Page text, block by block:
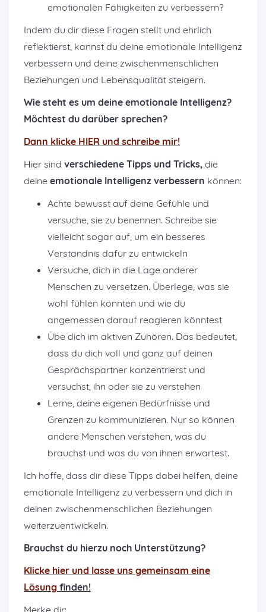
emotionalen Fähigkeiten zu verbessern?
Indem du dir diese Fragen stellt und ehrlich
reflektierst, kannst du deine emotionale Intelligenz
verbessern und deine zwischenmenschlichen
Beziehungen und Lebensqualität steigern.
Wie steht es um deine emotionale Intelligenz?
Möchtest du darüber sprechen?
Dann klicke HIER und schreibe mir!
Hier sind verschiedene Tipps und Tricks, die
deine emotionale Intelligenz verbessern können:
Achte bewusst auf deine Gefühle und
versuche, sie zu benennen. Schreibe sie
vielleicht sogar auf, um ein besseres
Verständnis dafür zu entwickeln
Versuche, dich in die Lage anderer
Menschen zu versetzen. Überlege, was sie
wohl fühlen könnten und wie du
angemessen darauf reagieren könntest
Übe dich im aktiven Zuhören. Das bedeutet,
dass du dich voll und ganz auf deinen
Gesprächspartner konzentrierst und
versuchst, ihn oder sie zu verstehen
Lerne, deine eigenen Bedürfnisse und
Grenzen zu kommunizieren. Nur so können
andere Menschen verstehen, was du
brauchst und was du von ihnen erwartest.
Ich hoffe, dass dir diese Tipps dabei helfen, deine
emotionale Intelligenz zu verbessern und dich in
deinen zwischenmenschlichen Beziehungen
weiterzuentwickeln.
Brauchst du hierzu noch Unterstützung?
Klicke hier und lasse uns gemeinsam eine
Lösung finden!
Merke dir: